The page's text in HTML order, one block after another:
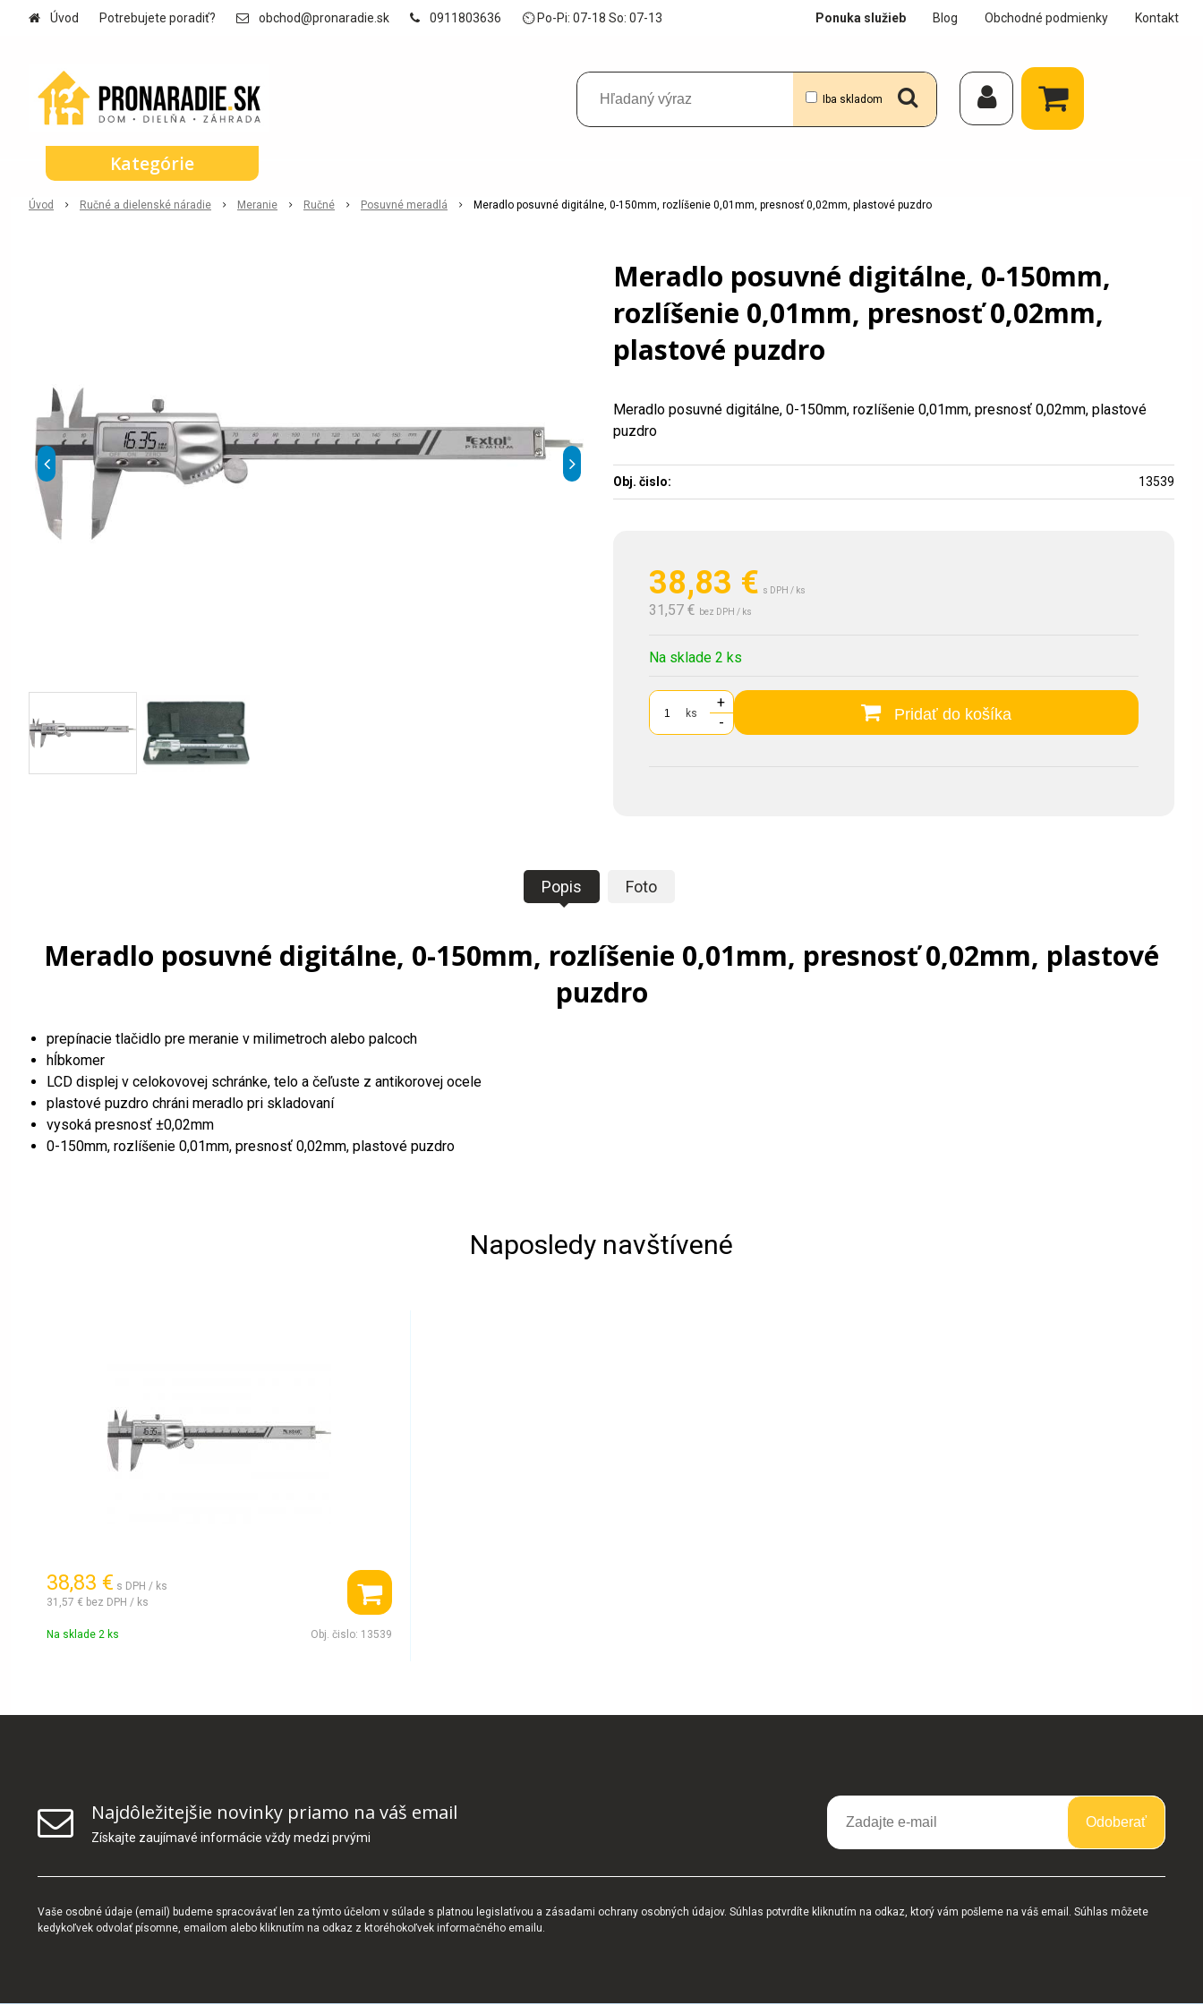
Úvod Potrebujete poradiť? obchod@pronaradie.sk 0911803636 ⏲ Po-Pi: 07-18 So: 07-13
Iba skladom
Ponuka služieb Blog Obchodné podmienky Kontakt
Úvod Ručné a dielenské náradie Meranie Ručné Posuvné meradlá Meradlo posuvné digitálne, 0-150mm, rozlíšenie 0,01mm, presnosť 0,02mm, plastové puzdro
Meradlo posuvné digitálne, 0-150mm,
rozlíšenie 0,01mm, presnosť 0,02mm,
plastové puzdro
38,83 € s DPH / ks
31,57 € bez DPH / ks
Na sklade 2 ks
ks
+
-
Pridať do košíka
Meradlo posuvné digitálne, 0-150mm, rozlíšenie 0,01mm, presnosť 0,02mm, plastové
puzdro
Obj. čislo: 13539
Popis Foto
Meradlo posuvné digitálne, 0-150mm, rozlíšenie 0,01mm, presnosť 0,02mm, plastové
puzdro
prepínacie tlačidlo pre meranie v milimetroch alebo palcoch
hĺbkomer
LCD displej v celokovovej schránke, telo a čeľuste z antikorovej ocele
plastové puzdro chráni meradlo pri skladovaní
vysoká presnosť ±0,02mm
0-150mm, rozlíšenie 0,01mm, presnosť 0,02mm, plastové puzdro
Naposledy navštívené
38,83 € s DPH / ks
31,57 € bez DPH / ks
Na sklade 2 ks Obj. čislo: 13539
Kategórie
Najdôležitejšie novinky priamo na váš email
Získajte zaujímavé informácie vždy medzi prvými
Odoberať
Vaše osobné údaje (email) budeme spracovávať len za týmto účelom v súlade s platnou legislatívou a zásadami ochrany osobných údajov. Súhlas potvrdíte kliknutím na odkaz, ktorý vám pošleme na váš email. Súhlas môžete
kedykoľvek odvolať písomne, emailom alebo kliknutím na odkaz z ktoréhokoľvek informačného emailu.